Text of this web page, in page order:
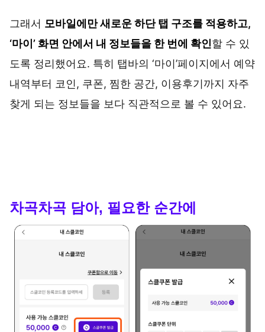
그래서 모바일에만 새로운 하단 탭 구조를 적용하고,
‘마이’ 화면 안에서 내 정보들을 한 번에 확인할 수 있
도록 정리했어요. 특히 탭바의 ‘마이’페이지에서 예약
내역부터 코인, 쿠폰, 찜한 공간, 이용후기까지 자주
찾게 되는 정보들을 보다 직관적으로 볼 수 있어요.
차곡차곡 담아, 필요한 순간에